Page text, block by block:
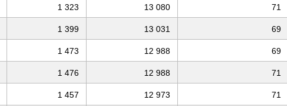
1 323 13 080 71
1 399 13 031 69
1 473 12 988 69
1 476 12 988 71
1 457 12 973 71